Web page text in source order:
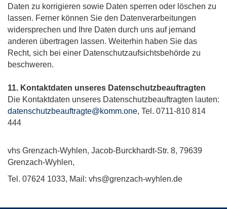
Daten zu korrigieren sowie Daten sperren oder löschen zu
lassen. Ferner können Sie den Datenverarbeitungen
widersprechen und Ihre Daten durch uns auf jemand
anderen übertragen lassen. Weiterhin haben Sie das
Recht, sich bei einer Datenschutzaufsichtsbehörde zu
beschweren.
11. Kontaktdaten unseres Datenschutzbeauftragten
Die Kontaktdaten unseres Datenschutzbeauftragten lauten:
datenschutzbeauftragte@komm.one, Tel. 0711-810 814
444
vhs Grenzach-Wyhlen, Jacob-Burckhardt-Str. 8, 79639
Grenzach-Wyhlen,
Tel. 07624 1033, Mail: vhs@grenzach-wyhlen.de